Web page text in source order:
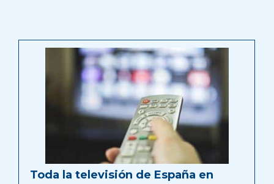
Toda la televisión de España en